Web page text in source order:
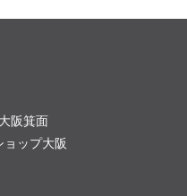
阪箕面
ョップ大阪